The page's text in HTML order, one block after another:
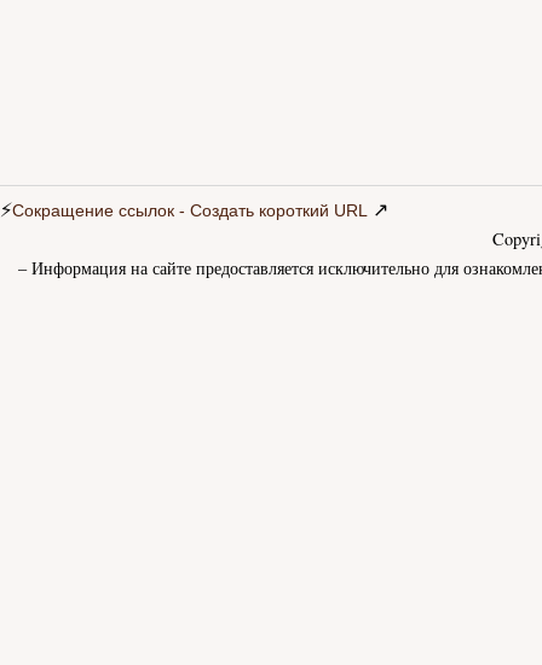
⚡Сокращение ссылок - Создать короткий URL ↗
– Информация на сайте предоставляется исключительно для